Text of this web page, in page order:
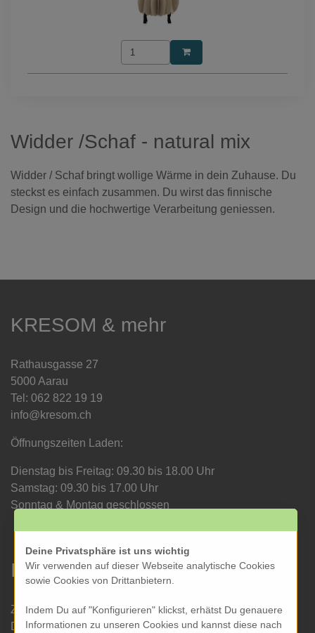
Widder /Schaf - natural mix
Widder / Schaf bringt wollige Wärme in dein Zuhause. Du
steckst es einfach zusammen. Du wirst das finnische
Design und die hochwertige Verarbeitung geniessen.
KRESOM & mehr
Rathausgasse 27
5000 Aarau
Tel: 062 822 19 19
info@kresom.ch
Öffnungszeiten Laden:
Dienstag bis Freitag: 09.30 bis 18.00 Uhr
Samstag: 09.30 bis 17.00 Uhr
Sonntag & Montag geschlossen
Informationen
Zahlung und Versand
Datenschutz
Deine Privatsphäre ist uns wichtig
Wir verwenden auf dieser Webseite analytische Cookies
sowie Cookies von Drittanbietern.
Indem Du auf "Konfigurieren" klickst, erhätst Du genauere
Informationen zu unseren Cookies und kannst diese nach